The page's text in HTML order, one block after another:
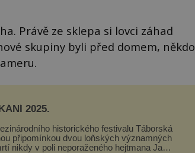
Právě ze sklepa si lovci záhad
skupiny byli před domem, někdo
2025.
historického festivalu Táborská
připomínkou dvou loňských významných
nikdy v poli neporaženého hejtmana Jana